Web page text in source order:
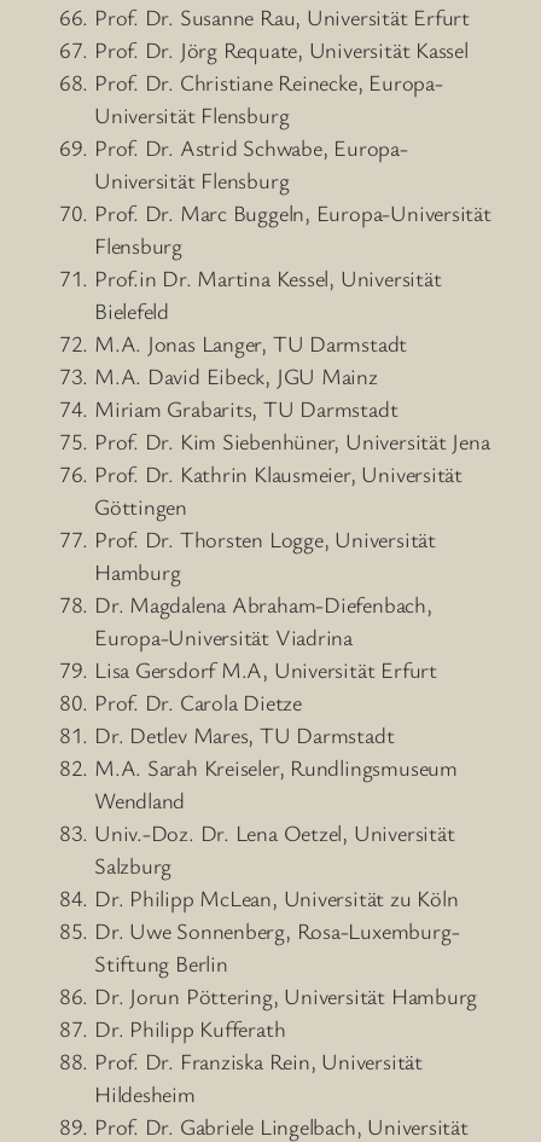
Prof. Dr. Susanne Rau, Universität Erfurt
Prof. Dr. Jörg Requate, Universität Kassel
Prof. Dr. Christiane Reinecke, Europa-
Universität Flensburg
Prof. Dr. Astrid Schwabe, Europa-
Universität Flensburg
Prof. Dr. Marc Buggeln, Europa-Universität
Flensburg
Prof.in Dr. Martina Kessel, Universität
Bielefeld
M.A. Jonas Langer, TU Darmstadt
M.A. David Eibeck, JGU Mainz
Miriam Grabarits, TU Darmstadt
Prof. Dr. Kim Siebenhüner, Universität Jena
Prof. Dr. Kathrin Klausmeier, Universität
Göttingen
Prof. Dr. Thorsten Logge, Universität
Hamburg
Dr. Magdalena Abraham-Diefenbach,
Europa-Universität Viadrina
Lisa Gersdorf M.A, Universität Erfurt
Prof. Dr. Carola Dietze
Dr. Detlev Mares, TU Darmstadt
M.A. Sarah Kreiseler, Rundlingsmuseum
Wendland
Univ.-Doz. Dr. Lena Oetzel, Universität
Salzburg
Dr. Philipp McLean, Universität zu Köln
Dr. Uwe Sonnenberg, Rosa-Luxemburg-
Stiftung Berlin
Dr. Jorun Pöttering, Universität Hamburg
Dr. Philipp Kufferath
Prof. Dr. Franziska Rein, Universität
Hildesheim
Prof. Dr. Gabriele Lingelbach, Universität